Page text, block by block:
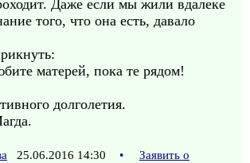
Даже если мы жили вдалеке
того, что она есть, давало
матерей, пока те рядом!
долголетия.
25.06.2016 14:30 •
Заявить о